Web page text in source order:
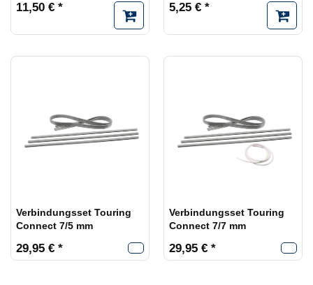
11,50 € * 5,25 € *
Verbindungsset Touring
Connect 7/5 mm
29,95 € *
Verbindungsset Touring
Connect 7/7 mm
29,95 € *